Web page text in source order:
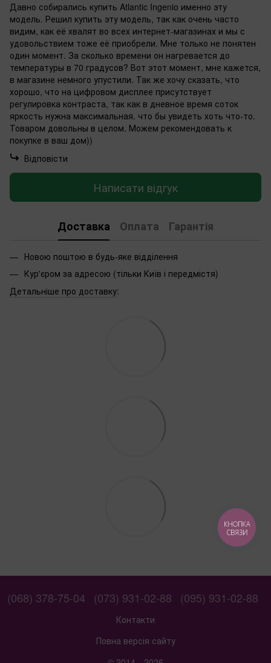
Давно собирались купить Atlantic Ingenio именно эту
модель. Решил купить эту модель, так как очень часто
видим, как её хвалят во всех интернет-магазинах и мы с
удовольствием тоже её приобрели. Мне только не понятен
один момент. За сколько времени он нагревается до
температуры в 70 градусов? Вот этот момент, мне кажется,
в магазине немного упустили. Так же хочу сказать, что
хорошо, что на цифровом дисплее присутствует
регулировка контраста, так как в дневное время соток
яркость нужна максимальная. что бы увидеть хоть что-то.
Товаром довольны в целом. Можем рекомендовать к
покупке в ваш дом))
Відповісти
Написати відгук
Доставка Оплата Гарантія
Новою поштою в будь-яке відділення
Кур'єром за адресою (тільки Київ і передмістя)
Детальніше про доставку:
(068) 378-75-04 (073) 931-02-88 (095) 931-02-88
Контакти
Повна версія сайту
КНОПКА
СВЯЗИ